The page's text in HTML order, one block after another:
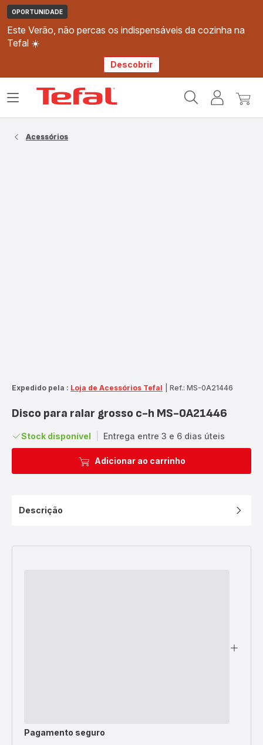
OPORTUNIDADE
Este Verão, não percas os indispensáveis da cozinha na
Tefal ☀️
Descobrir
Tefal
O
Abrir
Acessórios
Expedido pela : Loja de Acessórios Tefal Ref.: MS-0A21446
Disco para ralar grosso c-h MS-0A21446
Stock disponível Entrega entre 3 e 6 dias úteis
Adicionar ao carrinho
Descrição
Pagamento seguro